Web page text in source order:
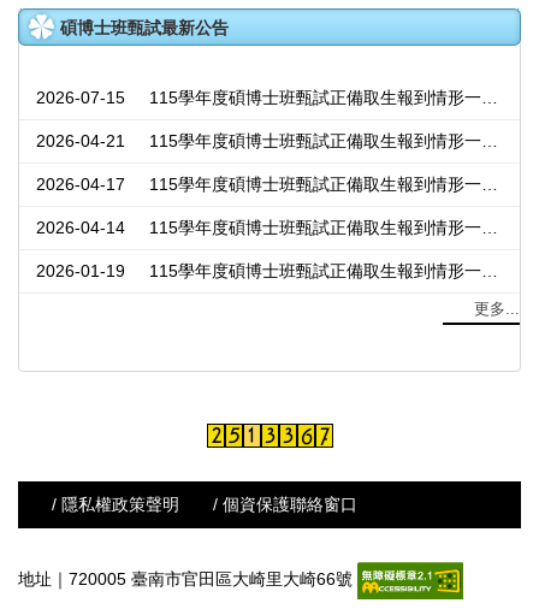
碩博士班甄試最新公告
2026-07-15 115學年度碩博士班甄試正備取生報到情形一覽表，第9次公告(115.07.15)
2026-04-21 115學年度碩博士班甄試正備取生報到情形一覽表，第8次公告(115.04.21)
2026-04-17 115學年度碩博士班甄試正備取生報到情形一覽表，第7次公告(115.04.17)
2026-04-14 115學年度碩博士班甄試正備取生報到情形一覽表，第6次公告(115.04.14)
2026-01-19 115學年度碩博士班甄試正備取生報到情形一覽表，第5次公告(115.01.19)
更多...
/ 隱私權政策聲明 / 個資保護聯絡窗口
地址｜720005 臺南市官田區大崎里大崎66號